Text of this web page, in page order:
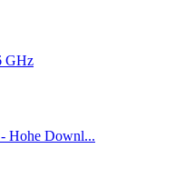
GHz
Hohe Downl...